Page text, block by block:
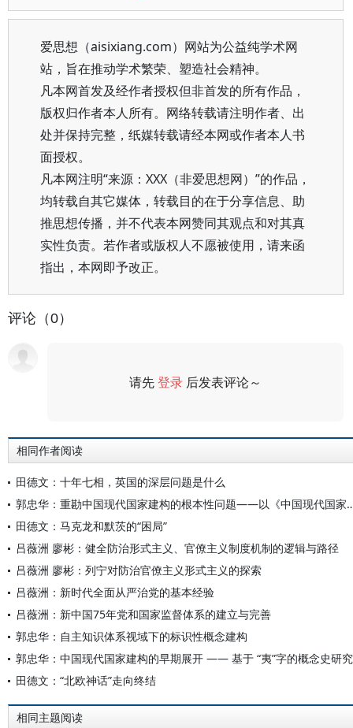
爱思想（aisixiang.com）网站为公益纯学术网
站，旨在推动学术繁荣、塑造社会精神。
凡本网首发及经作者授权但非首发的所有作品，
版权归作者本人所有。网络转载请注明作者、出
处并保持完整，纸媒转载请经本网或作者本人书
面授权。
凡本网注明“来源：XXX（非爱思想网）”的作品，
均转载自其它媒体，转载目的在于分享信息、助
推思想传播，并不代表本网赞同其观点和对其真
实性负责。若作者或版权人不愿被使用，请来函
指出，本网即予改正。
评论（0）
请先登录 后发表评论～
相同作者阅读
田德文：十年七相，英国的深层问题是什么
郭忠华：重勘中国现代国家建构的根
田德文：马克龙和默茨的“困局”
吕薇洲 廖彬：健全防治形式主义、官僚主义制度机制的逻辑与路径
吕薇洲 廖彬：列宁对防治官僚主义形式主义的探索
吕薇洲：新时代全面从严治党的基本经验
吕薇洲：新中国75年党和国家监督体系的建立与完善
郭忠华：自主知识体系视域下的标识性概念建构
郭忠华：中国现代国家建构的早期展开 —— 基于 “夷”字的概念史研究
田德文：“北欧神话”走向终结
相同主题阅读